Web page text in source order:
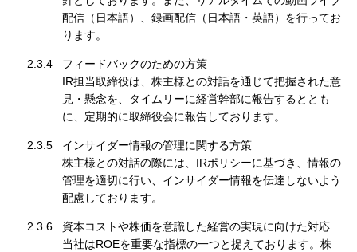
配信（日本語）、録画配信（日本語・英語）を行ってお
ります。
2.3.4
フィードバックのための方策
IR担当取締役は、株主様との対話を通じて把握された意
見・懸念を、タイムリーに経営幹部に報告するととも
に、定期的に取締役会に報告しております。
2.3.5
インサイダー情報の管理に関する方策
株主様との対話の際には、IRポリシーに基づき、情報の
管理を適切に行い、インサイダー情報を伝達しないよう
配慮しております。
2.3.6
資本コストや株価を意識した経営の実現に向けた対応
当社はROEを重要な指標の一つと捉えております。株